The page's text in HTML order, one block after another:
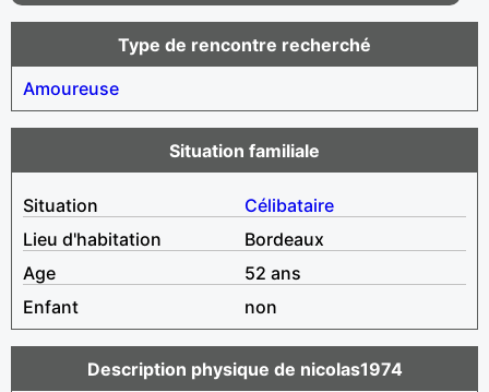
Type de rencontre recherché
Amoureuse
Situation familiale
Situation
Célibataire
Lieu d'habitation
Bordeaux
Age
52 ans
Enfant
non
Description physique de nicolas1974